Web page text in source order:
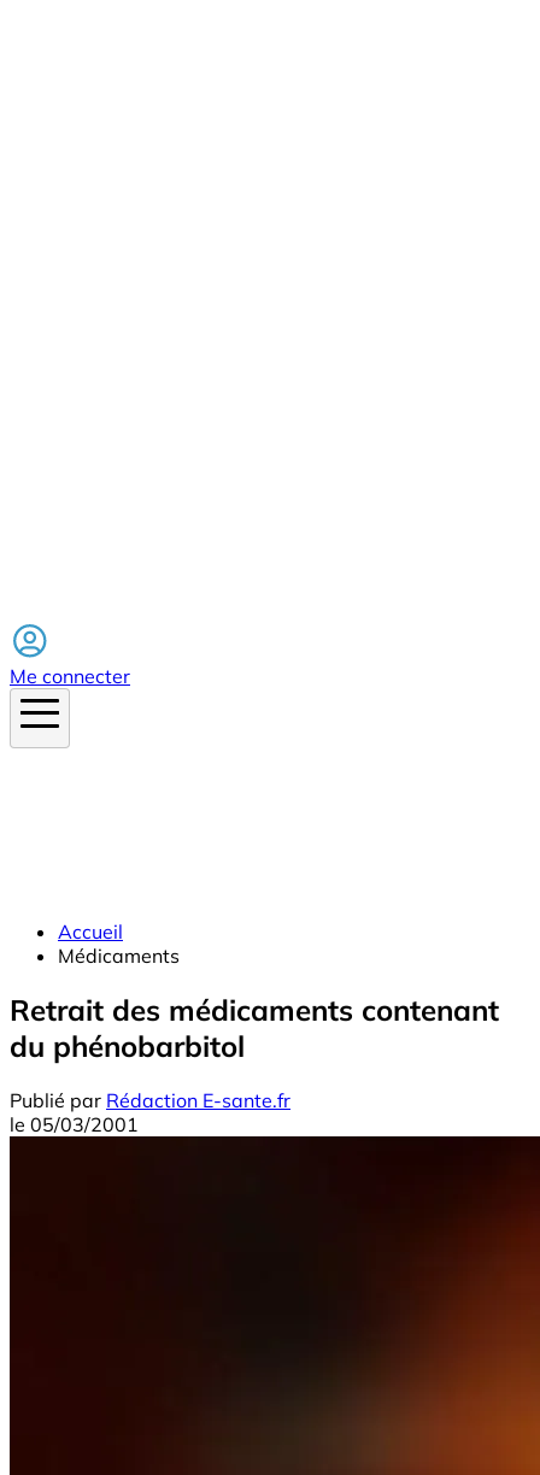
Me connecter
Accueil
Médicaments
Retrait des médicaments contenant
du phénobarbitol
Publié par Rédaction E-sante.fr
le 05/03/2001